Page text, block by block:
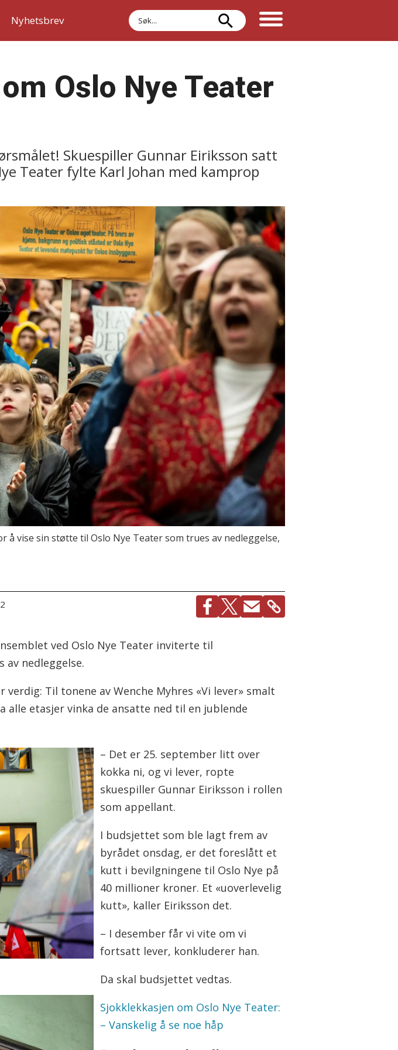
Nyhetsbrev
Søk
Oslo Nye Teater
Skuespiller Gunnar Eiriksson satt
Teater fylte Karl Johan med kamprop
vise sin støtte til Oslo Nye Teater som trues av nedleggelse,
ved Oslo Nye Teater inviterte til
nedleggelse.
Til tonene av Wenche Myhres «Vi lever» smalt
etasjer vinka de ansatte ned til en jublende
– Det er 25. september litt over
kokka ni, og vi lever, ropte
skuespiller Gunnar Eiriksson i rollen
som appellant.
I budsjettet som ble lagt frem av
byrådet onsdag, er det foreslått et
kutt i bevilgningene til Oslo Nye på
40 millioner kroner. Et «uoverlevelig
kutt», kaller Eiriksson det.
– I desember får vi vite om vi
fortsatt lever, konkluderer han.
Da skal budsjettet vedtas.
Sjokklekkasjen om Oslo Nye Teater:
– Vanskelig å se noe håp